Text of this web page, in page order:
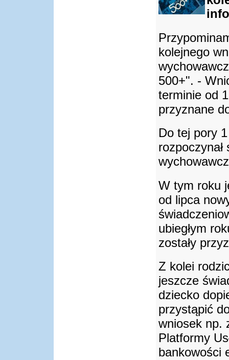
kolejnego
500+". -
terminie od
przyznane
Do tej pory
W tym roku
od lipca
ubiegłym
zostały
Z kolei
jeszcze
dziecko
przystąpić
wniosek np.
Platformy
bankowości